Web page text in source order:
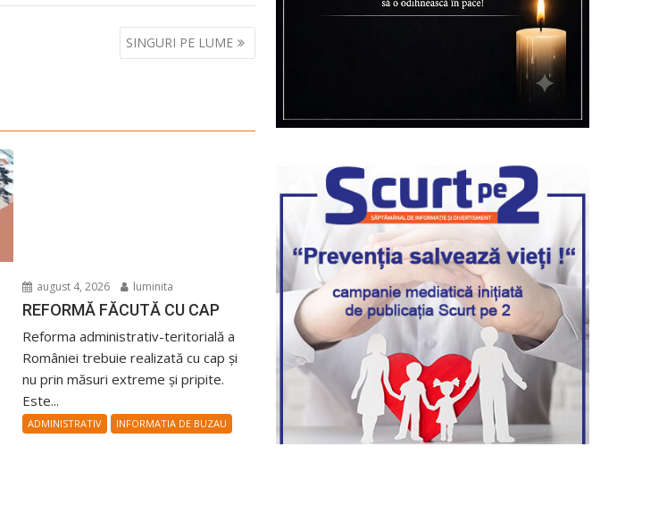
SINGURI PE LUME
august 4, 2026 luminita
REFORMĂ FĂCUTĂ CU CAP
Reforma administrativ-teritorială a
României trebuie realizată cu cap și
nu prin măsuri extreme și pripite.
Este...
ADMINISTRATIV INFORMATIA DE BUZAU